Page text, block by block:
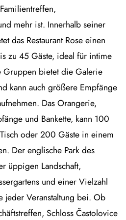
mehr ist. Innerhalb seiner
das Restaurant Rose einen
zu 45 Gäste, ideal für intime
Gruppen bietet die Galerie
kann auch größere Empfänge
Das Orangerie,
und Bankette, kann 100
oder 200 Gäste in einem
Der englische Park des
üppigen Landschaft,
und einer Vielzahl
jeder Veranstaltung bei. Ob
Schloss Častolovice